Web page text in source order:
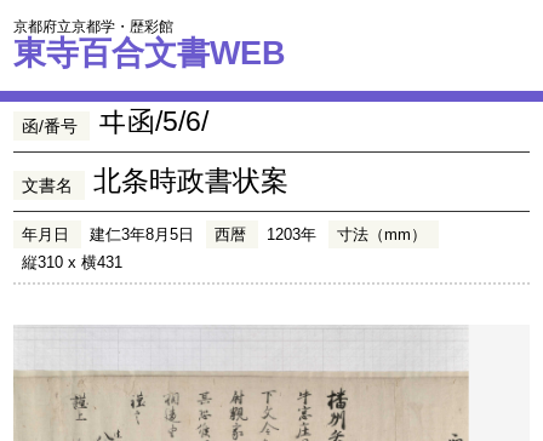
京都府立京都学・歴彩館
東寺百合文書WEB
函/番号 ヰ函/5/6/
文書名 北条時政書状案
年月日 建仁3年8月5日 西暦 1203年
寸法（mm）
縦310 x 横431